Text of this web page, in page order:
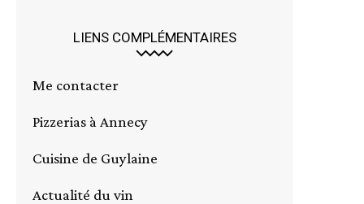
LIENS COMPLÉMENTAIRES
Me contacter
Pizzerias à Annecy
Cuisine de Guylaine
Actualité du vin